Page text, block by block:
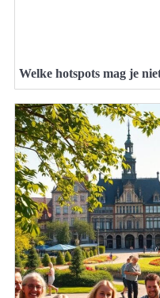
Welke hotspots mag je